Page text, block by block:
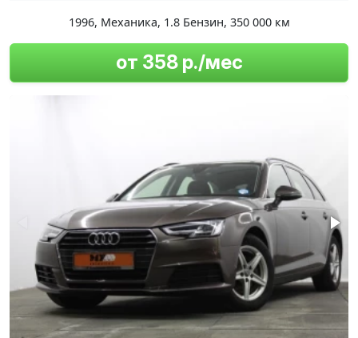
1996, Механика, 1.8 Бензин, 350 000 км
от 358 р./мес